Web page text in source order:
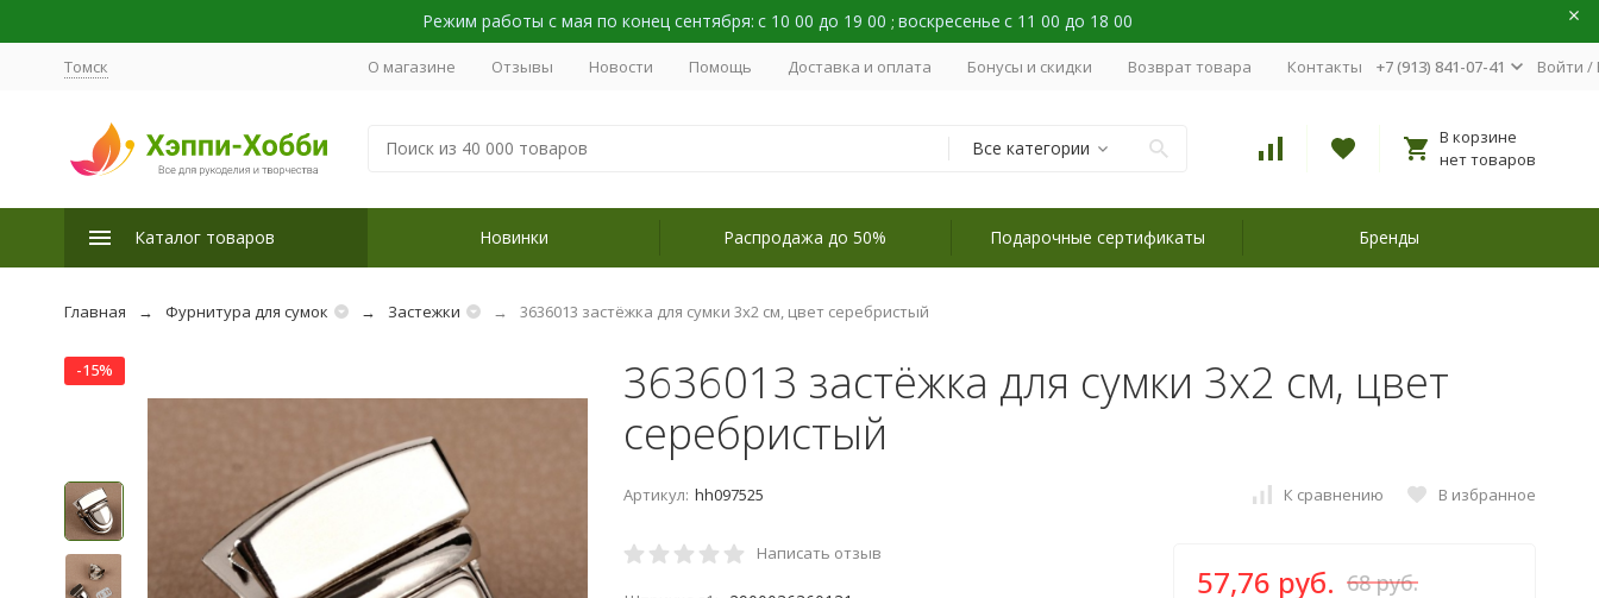
Режим работы с мая по конец сентября: с 10 00 до 19 00 ; воскресенье с 11 00 до 18 00
Томск О магазине Отзывы Новости Помощь Доставка и оплата Бонусы и скидки Возврат товара Контакты +7 (913) 841-07-41 Войти /
Все категории
В корзине
нет товаров
Каталог товаров Новинки Распродажа до 50% Подарочные сертификаты Бренды
Главная Фурнитура для сумок Застежки 3636013 застёжка для сумки 3х2 см, цвет серебристый
-15%
3636013 застёжка для сумки 3х2 см, цвет
серебристый
Артикул: hh097525 К сравнению В избранное
Написать отзыв
57,76 руб. 68 руб.